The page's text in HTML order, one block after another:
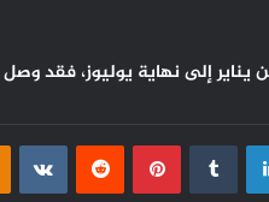
فقد وصل إلى 41.637 طن، بمعدل استرجاع بلغ 74
لينكدإن‏Tumblr بينتيريست
‏Reddit
‏VKontakte